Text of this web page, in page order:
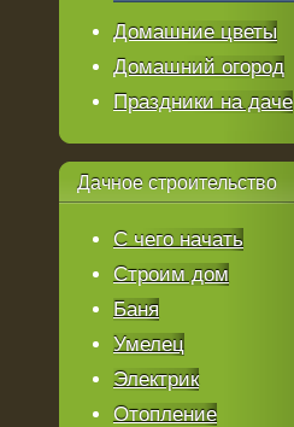
Домашние цветы
Домашний огород
Праздники на даче
Дачное строительство
С чего начать
Строим дом
Баня
Умелец
Электрик
Отопление